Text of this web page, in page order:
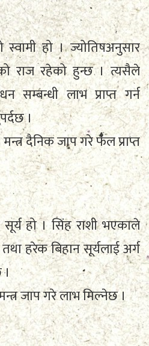
स्वामी हो । ज्योतिषअनुसार
राज रहेको हुन्छ । त्यसैले
सम्बन्धी लाभ प्राप्त गर्न
।
दैनिक जाप गरे फल प्राप्त
सूर्य हो । सिंह राशी भएकाले
हरेक बिहान सूर्यलाई अर्ग
।
जाप गरे लाभ मिल्नेछ ।